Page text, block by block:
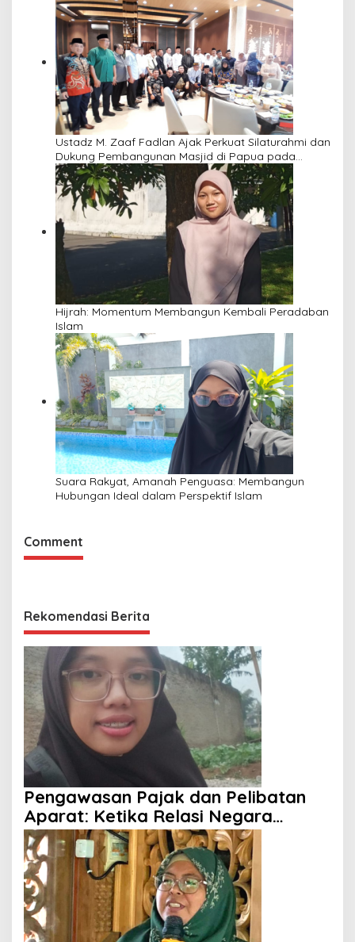
Ustadz M. Zaaf Fadlan Ajak Perkuat Silaturahmi dan
Dukung Pembangunan Masjid di Papua pada
Pengajian Yayasan Alimbas Insan Cita
Hijrah: Momentum Membangun Kembali Peradaban
Islam
Suara Rakyat, Amanah Penguasa: Membangun
Hubungan Ideal dalam Perspektif Islam
Comment
Rekomendasi Berita
Pengawasan Pajak dan Pelibatan
Aparat: Ketika Relasi Negara
dengan Rakyat Dipertanyakan